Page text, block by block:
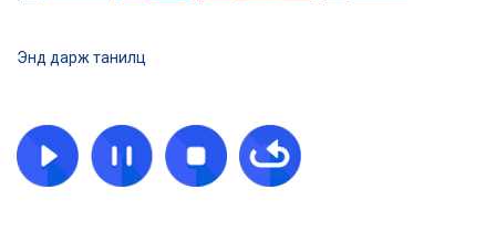
Энд дарж танилц